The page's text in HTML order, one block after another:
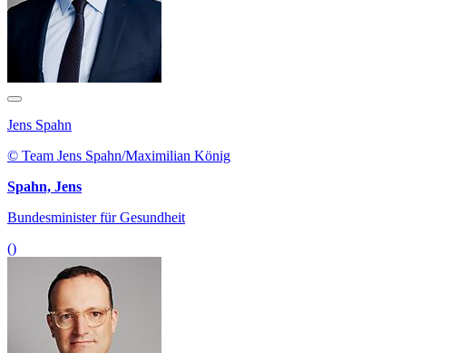
Jens Spahn
© Team Jens Spahn/Maximilian König
Spahn, Jens
Bundesminister für Gesundheit
()